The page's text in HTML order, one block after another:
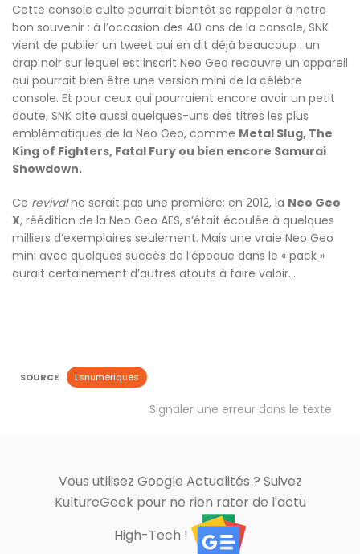
Cette console culte pourrait bientôt se rappeler à notre
bon souvenir : à l’occasion des 40 ans de la console, SNK
vient de publier un tweet qui en dit déjà beaucoup : un
drap noir sur lequel est inscrit Neo Geo recouvre un appareil
qui pourrait bien être une version mini de la célèbre
console. Et pour ceux qui pourraient encore avoir un petit
doute, SNK cite aussi quelques-uns des titres les plus
emblématiques de la Neo Geo, comme Metal Slug, The
King of Fighters, Fatal Fury ou bien encore Samurai
Showdown.
Ce revivalne serait pas une première: en 2012, la Neo Geo
X, réédition de la Neo Geo AES, s’était écoulée à quelques
milliers d’exemplaires seulement. Mais une vraie Neo Geo
mini avec quelques succès de l’époque dans le « pack »
aurait certainement d’autres atouts à faire valoir…
SOURCE Lsnumeriques
Signaler une erreur dans le texte
Vous utilisez Google Actualités ? Suivez
KultureGeek pour ne rien rater de l'actu
High-Tech !